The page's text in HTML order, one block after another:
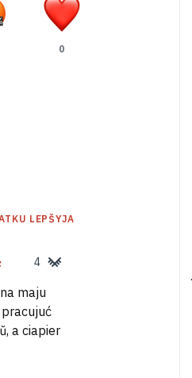
0
LEPŠYJA
4
maju
pracujuć
a ciapier